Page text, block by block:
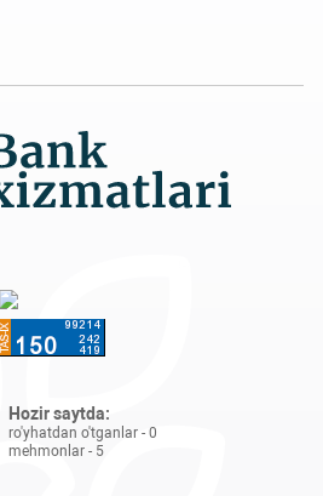
Hozir saytda:
ro'yhatdan o'tganlar - 0
mehmonlar - 5